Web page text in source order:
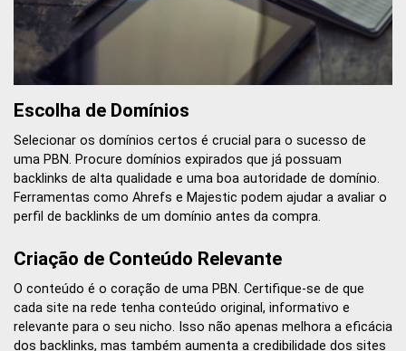
Escolha de Domínios
Selecionar os domínios certos é crucial para o sucesso de
uma PBN. Procure domínios expirados que já possuam
backlinks de alta qualidade e uma boa autoridade de domínio.
Ferramentas como Ahrefs e Majestic podem ajudar a avaliar o
perfil de backlinks de um domínio antes da compra.
Criação de Conteúdo Relevante
O conteúdo é o coração de uma PBN. Certifique-se de que
cada site na rede tenha conteúdo original, informativo e
relevante para o seu nicho. Isso não apenas melhora a eficácia
dos backlinks, mas também aumenta a credibilidade dos sites